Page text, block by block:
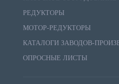
РЕДУКТОРЫ
МОТОР-РЕДУКТОРЫ
КАТАЛОГИ ЗАВОДОВ-
ОПРОСНЫЕ ЛИСТЫ